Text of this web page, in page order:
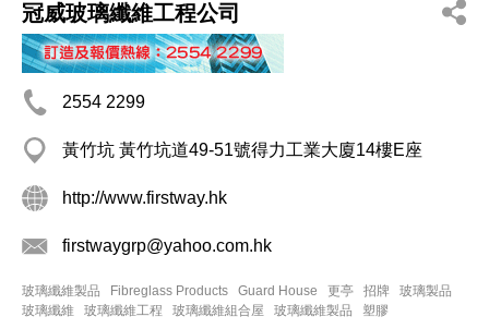
冠威玻璃纖維工程公司
2554 2299
黃竹坑 黃竹坑道49-51號得力工業大廈14樓E座
http://www.firstway.hk
firstwaygrp@yahoo.com.hk
玻璃纖維製品 Fibreglass Products Guard House 更亭 招牌
玻璃製品
玻璃纖維
玻璃纖維工程 玻璃纖維組合屋 玻璃纖維製品 塑膠